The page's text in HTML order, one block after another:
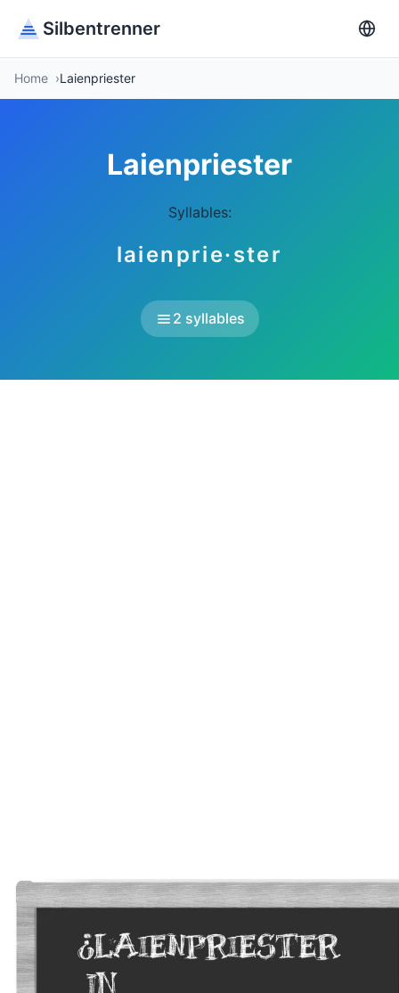
Silbentrenner
Home Laienpriester
Laienpriester
Syllables:
laienprie·ster
2 syllables